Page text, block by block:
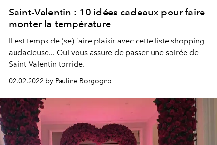
Saint-Valentin : 10 idées cadeaux pour faire
monter la température
Il est temps de (se) faire plaisir avec cette liste shopping
audacieuse... Qui vous assure de passer une soirée de
Saint-Valentin torride.
02.02.2022 by Pauline Borgogno